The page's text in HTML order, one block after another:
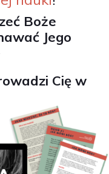
Boże
Jego
Cię w